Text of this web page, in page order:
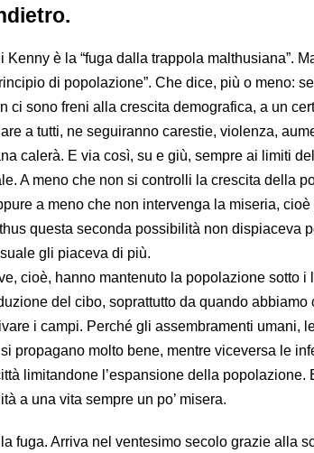
Kenny è la “fuga dalla trappola malthusiana”.
di popolazione”. Che dice, più o meno:
ci sono freni alla crescita demografica, a un
a tutti, ne seguiranno carestie, violenza,
calerà. E via così, su e giù, sempre ai limiti
A meno che non si controlli la crescita della
a meno che non intervenga la miseria,
questa seconda possibilità non dispiaceva
gli piaceva di più.
cioè, hanno mantenuto la popolazione sotto
del cibo, soprattutto da quando abbiamo
i campi. Perché gli assembramenti umani,
propagano molto bene, mentre viceversa le
limitandone l’espansione della popolazione.
a una vita sempre un po’ misera.
fuga. Arriva nel ventesimo secolo grazie alla